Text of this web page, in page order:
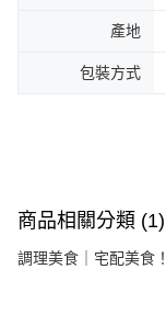
產地
包裝方式
商品相關分類 (1)
調理美食｜宅配美食！